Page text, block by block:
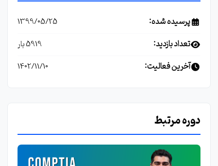
پرسیده شده: 1399/05/25
تعداد بازدید: 5919 بار
آخرین فعالیت: 1402/11/10
دوره مرتبط